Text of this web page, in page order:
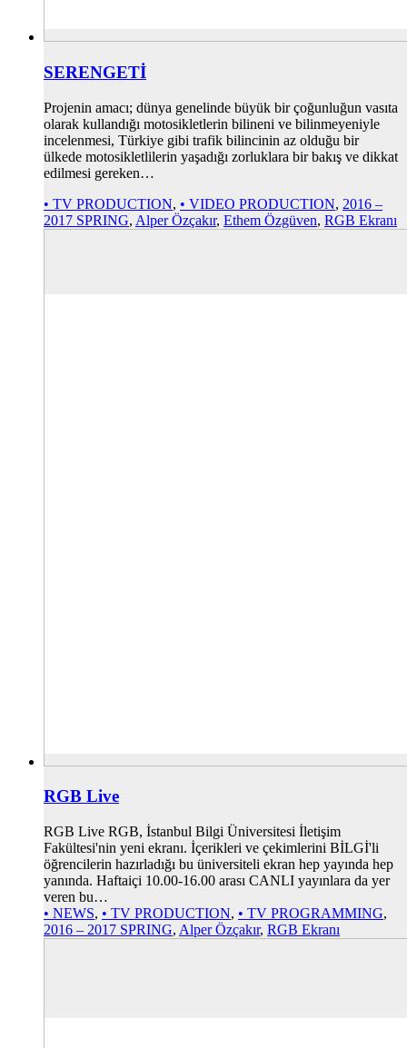
SERENGETİ
Projenin amacı; dünya genelinde büyük bir çoğunluğun vasıta
olarak kullandığı motosikletlerin bilineni ve bilinmeyeniyle
incelenmesi, Türkiye gibi trafik bilincinin az olduğu bir
ülkede motosikletlilerin yaşadığı zorluklara bir bakış ve dikkat
edilmesi gereken…
• TV PRODUCTION, • VIDEO PRODUCTION, 2016 –
2017 SPRING, Alper Özçakır, Ethem Özgüven, RGB Ekranı
RGB Live
RGB Live RGB, İstanbul Bilgi Üniversitesi İletişim
Fakültesi'nin yeni ekranı. İçerikleri ve çekimlerini BİLGİ'li
öğrencilerin hazırladığı bu üniversiteli ekran hep yayında hep
yanında. Haftaiçi 10.00-16.00 arası CANLI yayınlara da yer
veren bu…
• NEWS, • TV PRODUCTION, • TV PROGRAMMING,
2016 – 2017 SPRING, Alper Özçakır, RGB Ekranı